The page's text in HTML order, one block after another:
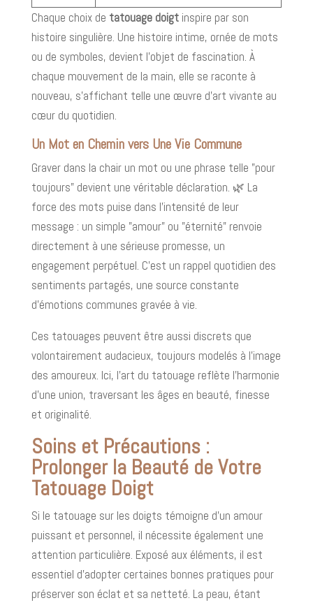
Chaque choix de tatouage doigtinspire par son
histoire singulière. Une histoire intime, ornée de mots
ou de symboles, devient l'objet de fascination. À
chaque mouvement de la main, elle se raconte à
nouveau, s'affichant telle une œuvre d'art vivante au
cœur du quotidien.
Un Mot en Chemin vers Une Vie Commune
Graver dans la chair un mot ou une phrase telle "pour
toujours" devient une véritable déclaration. 🌿 La
force des mots puise dans l'intensité de leur
message : un simple "amour" ou "éternité" renvoie
directement à une sérieuse promesse, un
engagement perpétuel. C'est un rappel quotidien des
sentiments partagés, une source constante
d'émotions communes gravée à vie.
Ces tatouages peuvent être aussi discrets que
volontairement audacieux, toujours modelés à l'image
des amoureux. Ici, l'art du tatouage reflète l'harmonie
d'une union, traversant les âges en beauté, finesse
et originalité.
Soins et Précautions :
Prolonger la Beauté de Votre
Tatouage Doigt
Si le tatouage sur les doigts témoigne d’un amour
puissant et personnel, il nécessite également une
attention particulière. Exposé aux éléments, il est
essentiel d'adopter certaines bonnes pratiques pour
préserver son éclat et sa netteté. La peau, étant